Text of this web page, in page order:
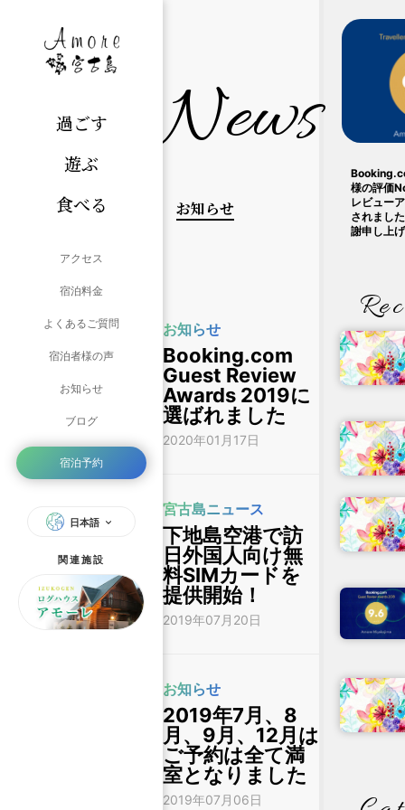
過ごす
遊ぶ
食べる
アクセス
宿泊料金
よくあるご質問
宿泊者様の声
お知らせ
ブログ
宿泊予約
日本語
関連施設
News
お知らせ
お知らせ
Booking.com
Guest Review
Awards 2019に
選ばれました
2020年01月17日
宮古島ニュース
下地島空港で訪
日外国人向け無
料SIMカードを
提供開始！
2019年07月20日
お知らせ
2019年7月、8
月、9月、12月は
ご予約は全て満
室となりました
2019年07月06日
様の評価
レビュー
されまし
謝申し上